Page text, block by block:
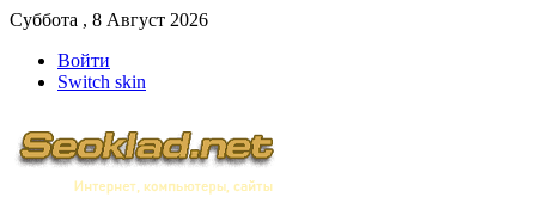
Суббота , 8 Август 2026
Войти
Switch skin